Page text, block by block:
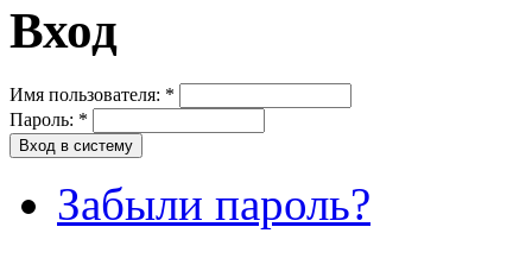
Вход
Имя пользователя: *
Пароль: *
Забыли пароль?